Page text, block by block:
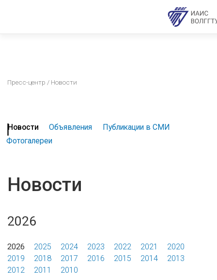
Пресс-центр / Новости
Новости Объявления
Публикации в СМИ
Фотогалереи
Новости
2026
2026 2025 2024 2023 2022 2021
2020
2019
2018 2017 2016 2015 2014
2013
2012
2011 2010